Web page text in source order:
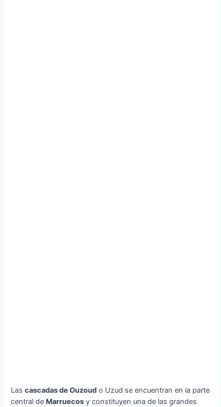
Lascascadas de Ouzoud o Uzud se encuentran en la parte
central de Marruecos y constituyen una de las grandes